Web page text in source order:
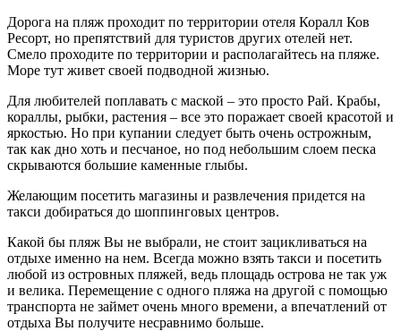
Дорога на пляж проходит по территории отеля Коралл Ков
Ресорт, но препятствий для туристов других отелей нет.
Смело проходите по территории и располагайтесь на пляже.
Море тут живет своей подводной жизнью.
Для любителей поплавать с маской – это просто Рай. Крабы,
кораллы, рыбки, растения – все это поражает своей красотой и
яркостью. Но при купании следует быть очень острожным,
так как дно хоть и песчаное, но под небольшим слоем песка
скрываются большие каменные глыбы.
Желающим посетить магазины и развлечения придется на
такси добираться до шоппинговых центров.
Какой бы пляж Вы не выбрали, не стоит зацикливаться на
отдыхе именно на нем. Всегда можно взять такси и посетить
любой из островных пляжей, ведь площадь острова не так уж
и велика. Перемещение с одного пляжа на другой с помощью
транспорта не займет очень много времени, а впечатлений от
отдыха Вы получите несравнимо больше.